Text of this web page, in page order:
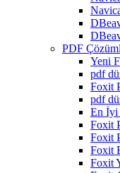
PDF
Yeni
pdf
Foxit
pdf
En İyi
Foxit
Foxit
Foxit
Foxit